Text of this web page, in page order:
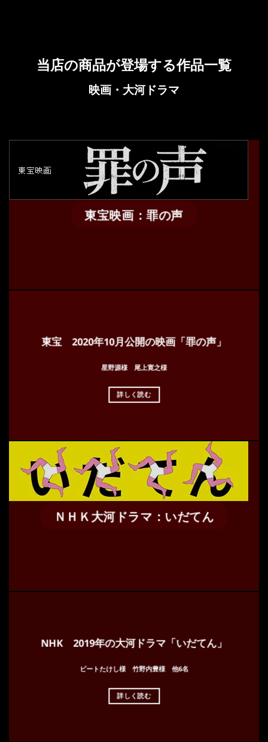
当店の商品が登場する作品一覧
映画・大河ドラマ
東宝映画：罪の声
東宝 2020年10月公開の映画「罪の声」
星野源様 尾上寛之様
詳しく読む
ＮＨＫ大河ドラマ：いだてん
NHK 2019年の大河ドラマ「いだてん」
ビートたけし様 竹野内豊様 他6名
詳しく読む